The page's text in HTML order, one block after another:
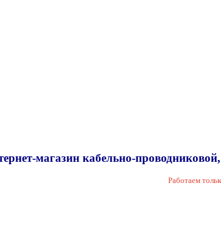
магазин кабельно-
Работаем